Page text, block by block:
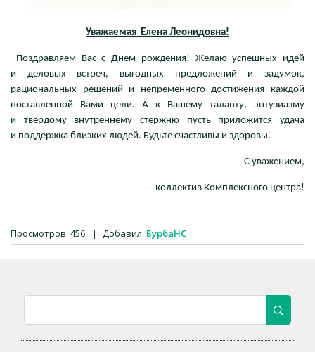
Уважаемая Елена Леонидовна!
Поздравляем Вас с Днем рождения! Желаю успешных идей
и деловых встреч, выгодных предложений и задумок,
рациональных решений и непременного достижения каждой
поставленной Вами цели. А к Вашему таланту, энтузиазму
и твёрдому внутреннему стержню пусть приложится удача
и поддержка близких людей. Будьте счастливы и здоровы.
С уважением,
коллектив Комплексного центра!
Просмотров: 456 | Добавил: БурбаНС